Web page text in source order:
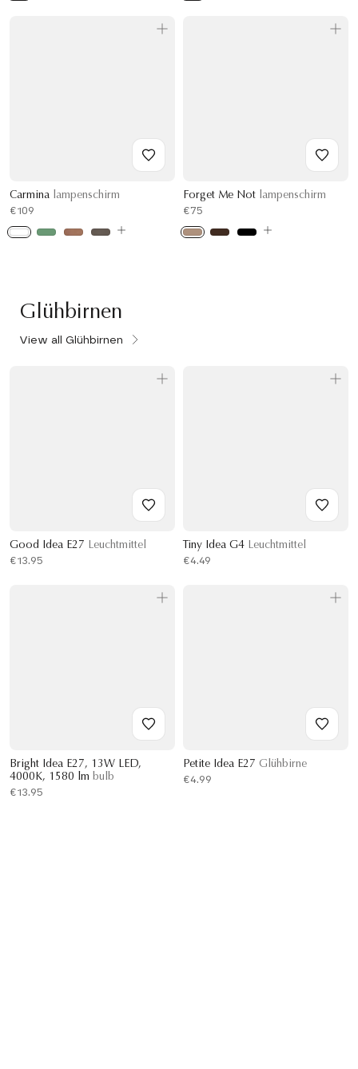
Carmina lampenschirm
€109
Forget Me Not lampenschirm
€75
Glühbirnen
View all Glühbirnen
Good Idea E27 Leuchtmittel
€13.95
Tiny Idea G4 Leuchtmittel
€4.49
Bright Idea E27, 13W LED,
4000K, 1580 lm bulb
€13.95
Petite Idea E27 Glühbirne
€4.99